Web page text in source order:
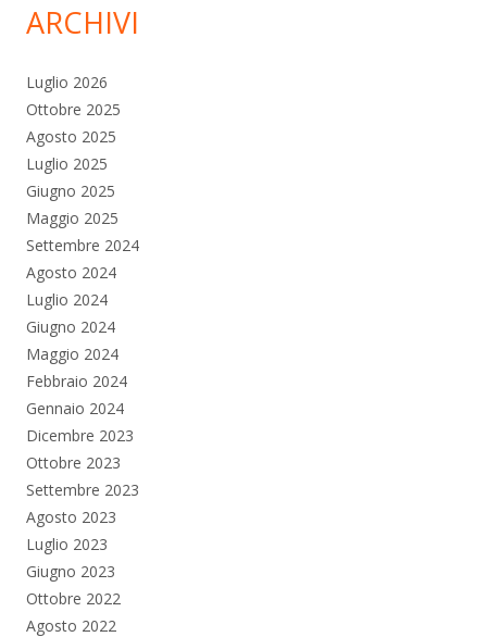
ARCHIVI
Luglio 2026
Ottobre 2025
Agosto 2025
Luglio 2025
Giugno 2025
Maggio 2025
Settembre 2024
Agosto 2024
Luglio 2024
Giugno 2024
Maggio 2024
Febbraio 2024
Gennaio 2024
Dicembre 2023
Ottobre 2023
Settembre 2023
Agosto 2023
Luglio 2023
Giugno 2023
Ottobre 2022
Agosto 2022